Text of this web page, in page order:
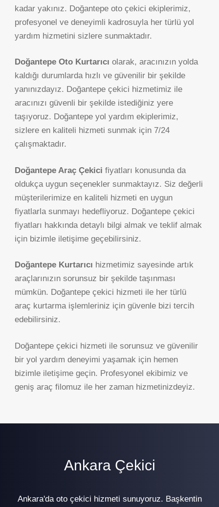
kadar yakınız. Doğantepe oto çekici ekiplerimiz,
profesyonel ve deneyimli kadrosuyla her türlü yol
yardım hizmetini sizlere sunmaktadır.
Doğantepe Oto Kurtarıcı olarak, aracınızın yolda
kaldığı durumlarda hızlı ve güvenilir bir şekilde
yanınızdayız. Doğantepe çekici hizmetimiz ile
aracınızı güvenli bir şekilde istediğiniz yere
taşıyoruz. Doğantepe yol yardım ekiplerimiz,
sizlere en kaliteli hizmeti sunmak için 7/24
çalışmaktadır.
Doğantepe Araç Çekici fiyatları konusunda da
oldukça uygun seçenekler sunmaktayız. Siz değerli
müşterilerimize en kaliteli hizmeti en uygun
fiyatlarla sunmayı hedefliyoruz. Doğantepe çekici
fiyatları hakkında detaylı bilgi almak ve teklif almak
için bizimle iletişime geçebilirsiniz.
Doğantepe Kurtarıcı hizmetimiz sayesinde artık
araçlarınızın sorunsuz bir şekilde taşınması
mümkün. Doğantepe çekici hizmeti ile her türlü
araç kurtarma işlemleriniz için güvenle bizi tercih
edebilirsiniz.
Doğantepe çekici hizmeti ile sorunsuz ve güvenilir
bir yol yardım deneyimi yaşamak için hemen
bizimle iletişime geçin. Profesyonel ekibimiz ve
geniş araç filomuz ile her zaman hizmetinizdeyiz.
Ankara Çekici
Ankara'da oto çekici hizmeti sunuyoruz. Başkentin